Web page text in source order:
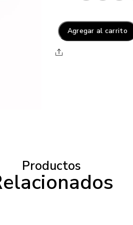
Agregar al carrito
Productos